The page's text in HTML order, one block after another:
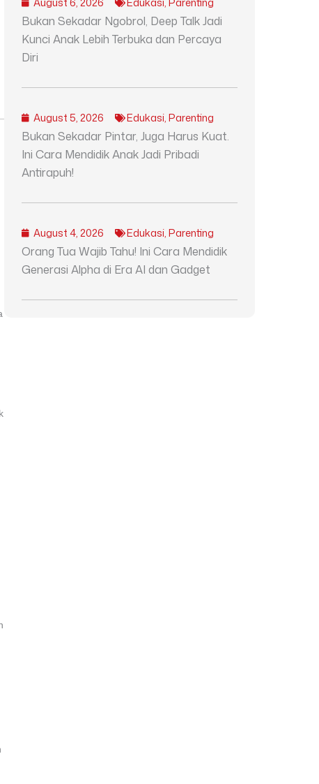
Bukan Sekadar Ngobrol, Deep Talk Jadi
Kunci Anak Lebih Terbuka dan Percaya
Diri
August 5, 2026 Edukasi,Parenting
Bukan Sekadar Pintar, Juga Harus Kuat.
Ini Cara Mendidik Anak Jadi Pribadi
Antirapuh!
August 4, 2026 Edukasi,Parenting
Orang Tua Wajib Tahu! Ini Cara Mendidik
Generasi Alpha di Era AI dan Gadget